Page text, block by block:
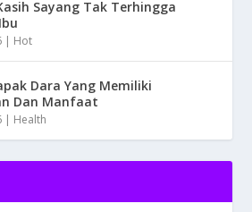
Sayang Tak Terhingga
| Hot
Dara Yang Memiliki
Dan Manfaat
| Health